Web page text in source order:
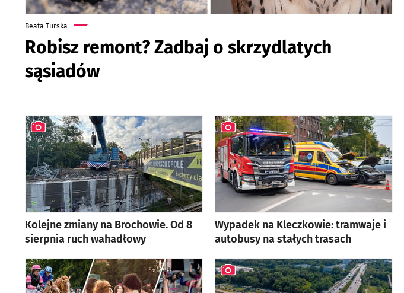
Beata Turska
Robisz remont? Zadbaj o skrzydlatych
sąsiadów
Kolejne zmiany na Brochowie. Od 8
sierpnia ruch wahadłowy
Wypadek na Kleczkowie: tramwaje i
autobusy na stałych trasach